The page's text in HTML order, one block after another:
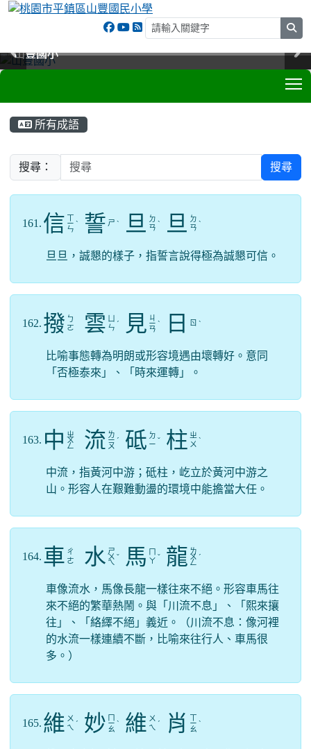
山豐國小
山豐國小
山豐國小
山豐國小
所有成語
搜尋： 搜尋
161. 信 ㄧ
ㄣ
ˋ 誓 ㄕ ˋ 旦 ㄉ
ㄢ ˋ 旦 ㄉ
ㄢ ˋ
旦旦，誠懇的樣子，指誓言說得極為誠懇可信。
162. 撥 ㄅ
ㄛ
雲 ㄣ ˊ 見 ㄐ
ㄧ
ㄢ
ˋ 日 ㄖ ˋ
比喻事態轉為明朗或形容境遇由壞轉好。意同
「否極泰來」、「時來運轉」。
163. 中 ㄓ
ㄨ
ㄥ 流 ㄌ
ㄧ
ㄡ
ˊ 砥 ㄉ
ㄧ ˇ 柱 ㄓ
ㄨ ˋ
中流，指黃河中游；砥柱，屹立於黃河中游之
山。形容人在艱難動盪的環境中能擔當大任。
164. 車 ㄔ
ㄜ
水 ㄕ
ㄨ
ㄟ
ˇ 馬 ㄚ ˇ 龍 ㄌ
ㄨ
ㄥ
ˊ
車像流水，馬像長龍一樣往來不絕。形容車馬往
來不絕的繁華熱鬧。與「川流不息」、「熙來攘
往」、「絡繹不絕」義近。（川流不息：像河裡
的水流一樣連續不斷，比喻來往行人、車馬很
多。）
165. 維 ㄨ
ㄟ ˊ 妙 ㄧ
ㄠ
ˋ 維 ㄨ
ㄟ ˊ 肖 ㄧ
ㄠ
ˋ